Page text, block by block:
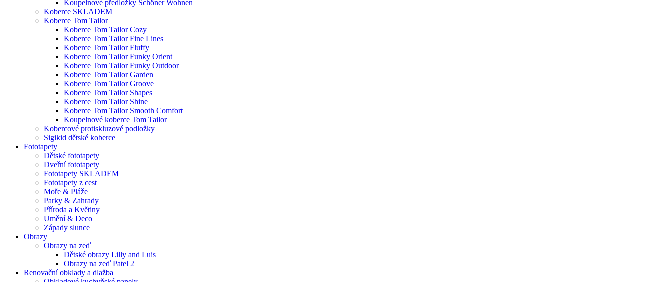
Koupelnové předložky Schöner Wohnen
Koberce SKLADEM
Koberce Tom Tailor
Koberce Tom Tailor Cozy
Koberce Tom Tailor Fine Lines
Koberce Tom Tailor Fluffy
Koberce Tom Tailor Funky Orient
Koberce Tom Tailor Funky Outdoor
Koberce Tom Tailor Garden
Koberce Tom Tailor Groove
Koberce Tom Tailor Shapes
Koberce Tom Tailor Shine
Koberce Tom Tailor Smooth Comfort
Koupelnové koberce Tom Tailor
Kobercové protiskluzové podložky
Sigikid dětské koberce
Fototapety
Dětské fototapety
Dveřní fototapety
Fototapety SKLADEM
Fototapety z cest
Moře & Pláže
Parky & Zahrady
Příroda a Květiny
Umění & Deco
Západy slunce
Obrazy
Obrazy na zeď
Dětské obrazy Lilly and Luis
Obrazy na zeď Patel 2
Renovační obklady a dlažba